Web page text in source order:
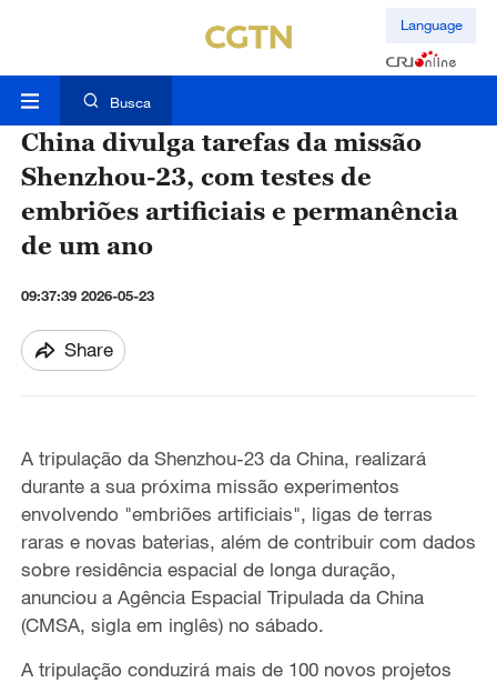
Language
Busca
China divulga tarefas da missão
Shenzhou-23, com testes de
embriões artificiais e permanência
de um ano
09:37:39 2026-05-23
Share
A tripulação da Shenzhou-23 da China, realizará
durante a sua próxima missão experimentos
envolvendo "embriões artificiais", ligas de terras
raras e novas baterias, além de contribuir com dados
sobre residência espacial de longa duração,
anunciou a Agência Espacial Tripulada da China
(CMSA, sigla em inglês) no sábado.
A tripulação conduzirá mais de 100 novos projetos